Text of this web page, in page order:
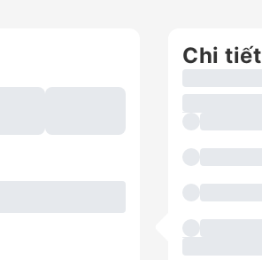
Chi tiết